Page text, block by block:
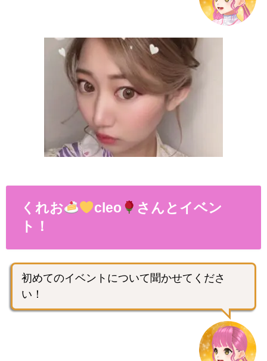
くれお cleo
さんとイベン
ト！
初めてのイベントについて聞かせてくださ
い！